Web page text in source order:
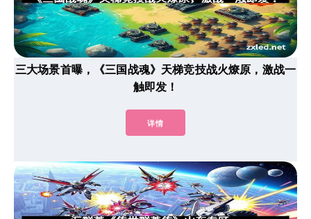
三大场景首曝，《三国战魂》天梯竞技战火燎原，激战一
触即发！
详情